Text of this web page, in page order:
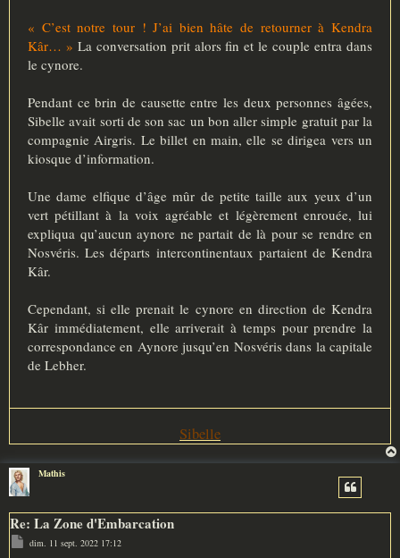
« C’est notre tour ! J’ai bien hâte de retourner à Kendra
Kâr… » La conversation prit alors fin et le couple entra dans
le cynore.
Pendant ce brin de causette entre les deux personnes âgées,
Sibelle avait sorti de son sac un bon aller simple gratuit par la
compagnie Airgris. Le billet en main, elle se dirigea vers un
kiosque d’information.
Une dame elfique d’âge mûr de petite taille aux yeux d’un
vert pétillant à la voix agréable et légèrement enrouée, lui
expliqua qu’aucun aynore ne partait de là pour se rendre en
Nosvéris. Les départs intercontinentaux partaient de Kendra
Kâr.
Cependant, si elle prenait le cynore en direction de Kendra
Kâr immédiatement, elle arriverait à temps pour prendre la
correspondance en Aynore jusqu’en Nosvéris dans la capitale
de Lebher.
Sibelle
Mathis
Re: La Zone d'Embarcation
M
e
dim. 11 sept. 2022 17:12